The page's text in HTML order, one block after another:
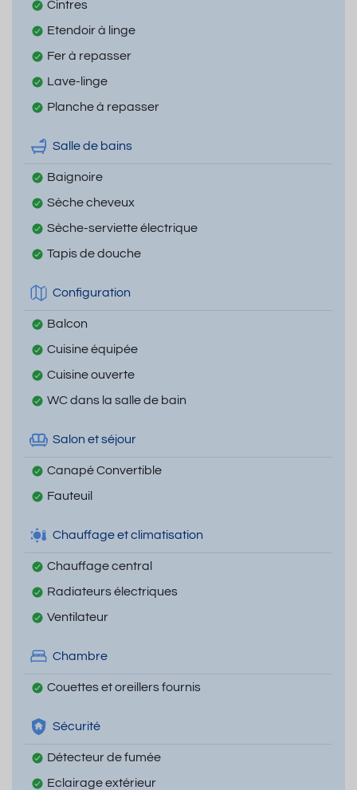
Cintres
Etendoir à linge
Fer à repasser
Lave-linge
Planche à repasser
Salle de bains
Baignoire
Sèche cheveux
Sèche-serviette électrique
Tapis de douche
Configuration
Balcon
Cuisine équipée
Cuisine ouverte
WC dans la salle de bain
Salon et séjour
Canapé Convertible
Fauteuil
Chauffage et climatisation
Chauffage central
Radiateurs électriques
Ventilateur
Chambre
Couettes et oreillers fournis
Sécurité
Détecteur de fumée
Eclairage extérieur